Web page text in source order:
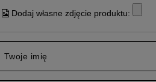
Dodaj własne zdjęcie produktu:
Twoje imię